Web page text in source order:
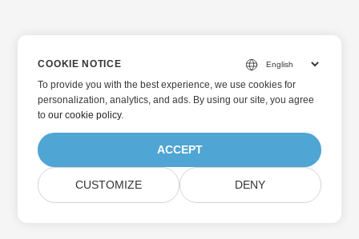
COOKIE NOTICE
To provide you with the best experience, we use cookies for
personalization, analytics, and ads. By using our site, you agree
toour cookie policy.
ACCEPT
CUSTOMIZE DENY